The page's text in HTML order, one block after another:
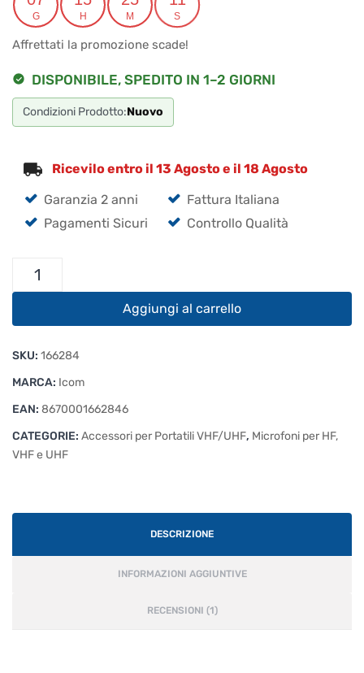
era:
€94.50.
è:
€89.78.
G H M S
Affrettati la promozione scade!
DISPONIBILE, SPEDITO IN 1–2 GIORNI
Condizioni Prodotto:Nuovo
Ricevilo entro il 13 Agosto e il 18 Agosto
Garanzia 2 anni
Fattura Italiana
Pagamenti Sicuri
Controllo Qualità
Icom
quantità
Aggiungi al carrello
SKU: 166284
MARCA: Icom
EAN: 8670001662846
CATEGORIE: Accessori per Portatili VHF/UHF, Microfoni per HF,
VHF e UHF
DESCRIZIONE
INFORMAZIONI AGGIUNTIVE
RECENSIONI (1)